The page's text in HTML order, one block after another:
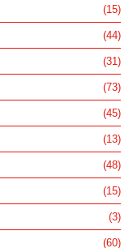
(15)
(44)
(31)
(73)
(45)
(13)
(48)
(15)
(3)
(60)